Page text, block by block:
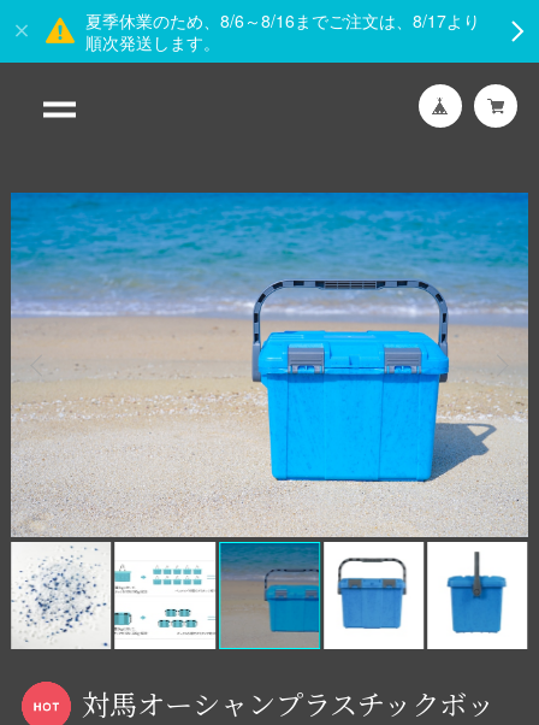
夏季休業のため、8/6～8/16までご注文は、8/17より
順次発送します。
対馬オーシャンプラスチックボッ